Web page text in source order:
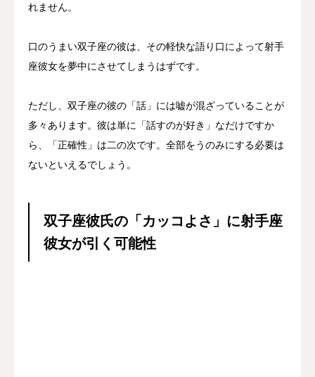
れません。
口のうまい双子座の彼は、その軽快な語り口によって射手
座彼女を夢中にさせてしまうはずです。
ただし、双子座の彼の「話」には嘘が混ざっていることが
多々あります。彼は単に「話すのが好き」なだけですか
ら、「正確性」は二の次です。全部をうのみにする必要は
ないといえるでしょう。
双子座彼氏の「カッコよさ」に射手座
彼女が引く可能性